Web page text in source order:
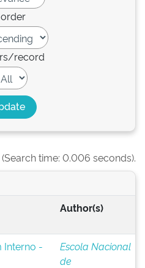
record
time: 0.006 seconds).
Author(s)
Interno -
Escola Nacional
de